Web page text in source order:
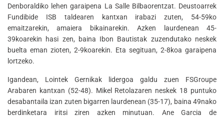
Denboraldiko lehen garaipena La Salle Bilbaorentzat. Deustoarrek
Fundibide ISB taldearen kantxan irabazi zuten, 54-59ko
emaitzarekin, amaiera bikainarekin. Azken laurdenean 45-
39koarekin hasi zen, baina Ibon Bautistak zuzendutako neskek
buelta eman zioten, 2-9koarekin. Eta segituan, 2-8koa garaipena
lortzeko.
Igandean, Lointek Gernikak lidergoa galdu zuen FSGroupe
Arabaren kantxan (52-48). Mikel Retolazaren neskek 18 puntuko
desabantaila izan zuten bigarren laurdenean (35-17), baina 49nako
berdinketara iritsi ziren azken minutuan. Ane Garcia de